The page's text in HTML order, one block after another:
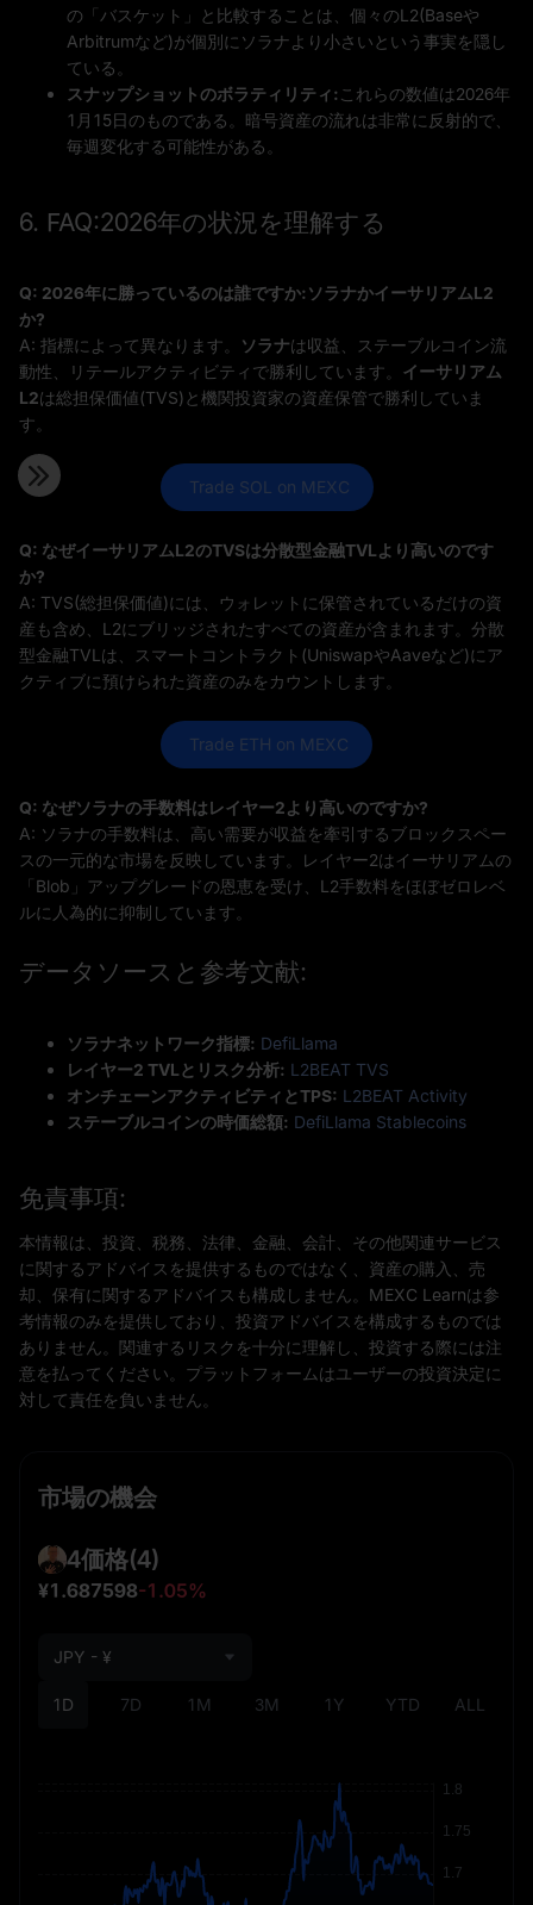
の「バスケット」と比較することは、個々のL2(Baseや
Arbitrumなど)が個別にソラナより小さいという事実を隠し
ている。
スナップショットのボラティリティ: これらの数値は2026年
1月15日のものである。暗号資産の流れは非常に反射的で、
毎週変化する可能性がある。
6. FAQ:2026年の状況を理解する
Q: 2026年に勝っているのは誰ですか:ソラナかイーサリアムL2
か?
A: 指標によって異なります。
ソラナは収益、ステーブルコイン流
動性、リテールアクティビティで勝利しています。 イーサリアム
L2は総担保価値(TVS)と機関投資家の資産保管で勝利していま
す。
Trade SOL on MEXC
Q: なぜイーサリアムL2のTVSは分散型金融TVLより高いのです
か?
A: TVS(総担保価値)には、ウォレットに保管されているだけの資
産も含め、L2にブリッジされたすべての資産が含まれます。分散
型金融TVLは、スマートコントラクト(UniswapやAaveなど)にア
クティブに預けられた資産のみをカウントします。
Trade ETH on MEXC
Q: なぜソラナの手数料はレイヤー2より高いのですか?
A: ソラナの手数料は、高い需要が収益を牽引するブロックスペー
スの一元的な市場を反映しています。レイヤー2はイーサリアムの
「Blob」アップグレードの恩恵を受け、L2手数料をほぼゼロレベ
ルに人為的に抑制しています。
データソースと参考文献:
ソラナネットワーク指標: DefiLlama
レイヤー2 TVLとリスク分析: L2BEAT TVS
オンチェーンアクティビティとTPS: L2BEAT Activity
ステーブルコインの時価総額: DefiLlama Stablecoins
免責事項:
本情報は、投資、税務、法律、金融、会計、その他関連サービス
に関するアドバイスを提供するものではなく、資産の購入、売
却、保有に関するアドバイスも構成しません。MEXC Learnは参
考情報のみを提供しており、投資アドバイスを構成するものでは
ありません。関連するリスクを十分に理解し、投資する際には注
意を払ってください。プラットフォームはユーザーの投資決定に
対して責任を負いません。
市場の機会
4価格(4)
¥1.687598-1.05%
1D 7D 1M 3M 1Y YTD ALL
JPY - ¥